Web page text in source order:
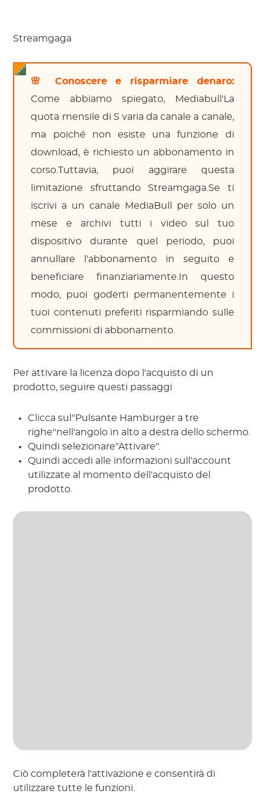
Streamgaga
🌸 Conoscere e risparmiare denaro:
Come abbiamo spiegato, Mediabull'La
quota mensile di S varia da canale a canale,
ma poiché non esiste una funzione di
download, è richiesto un abbonamento in
corso.Tuttavia, puoi aggirare questa
limitazione sfruttando Streamgaga.Se ti
iscrivi a un canale MediaBull per solo un
mese e archivi tutti i video sul tuo
dispositivo durante quel periodo, puoi
annullare l'abbonamento in seguito e
beneficiare finanziariamente.In questo
modo, puoi goderti permanentemente i
tuoi contenuti preferiti risparmiando sulle
commissioni di abbonamento.
Per attivare la licenza dopo l'acquisto di un
prodotto, seguire questi passaggi
Clicca sul"Pulsante Hamburger a tre
righe"nell'angolo in alto a destra dello schermo.
Quindi selezionare"Attivare".
Quindi accedi alle informazioni sull'account
utilizzate al momento dell'acquisto del
prodotto.
Ciò completerà l'attivazione e consentirà di
utilizzare tutte le funzioni.